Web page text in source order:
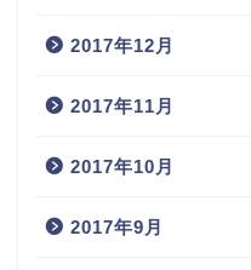
2017年12月
2017年11月
2017年10月
2017年9月